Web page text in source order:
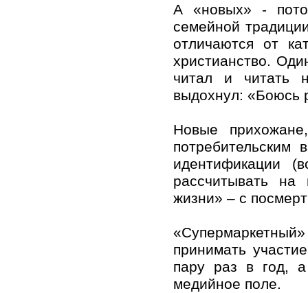
А «новых» -
семейной
отличаются от
христианство.
читал и читать
выдохнул: «Боюсь
Новые
потребительским
идентификации
рассчитывать на
жизни» – с
принимать
пару раз в год,
медийное поле.